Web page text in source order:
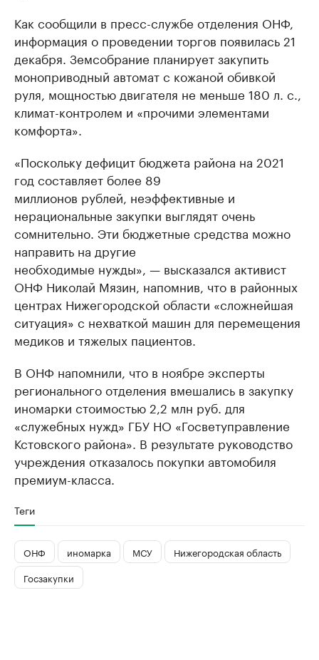
Как сообщили в пресс-службе отделения ОНФ,
информация о проведении торгов появилась 21
декабря. Земсобрание планирует закупить
моноприводный автомат с кожаной обивкой
руля, мощностью двигателя не меньше 180 л. с.,
климат-контролем и «прочими элементами
комфорта».
«Поскольку дефицит бюджета района на 2021
год составляет более 89
миллионов рублей, неэффективные и
нерациональные закупки выглядят очень
сомнительно. Эти бюджетные средства можно
направить на другие
необходимые нужды», — высказался активист
ОНФ Николай Мязин, напомнив, что в районных
центрах Нижегородской области «сложнейшая
ситуация» с нехваткой машин для перемещения
медиков и тяжелых пациентов.
В ОНФ напомнили, что в ноябре эксперты
регионального отделения вмешались в закупку
иномарки стоимостью 2,2 млн руб. для
«служебных нужд» ГБУ НО «Госветуправление
Кстовского района». В результате руководство
учреждения отказалось покупки автомобиля
премиум-класса.
Теги
ОНФ иномарка МСУ
Нижегородская область
Госзакупки